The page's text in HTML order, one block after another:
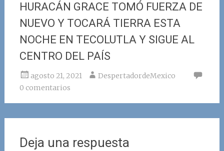
HURACÁN GRACE TOMÓ FUERZA DE
NUEVO Y TOCARÁ TIERRA ESTA
NOCHE EN TECOLUTLA Y SIGUE AL
CENTRO DEL PAÍS
agosto 21, 2021
DespertadordeMexico
0 comentarios
Deja una respuesta